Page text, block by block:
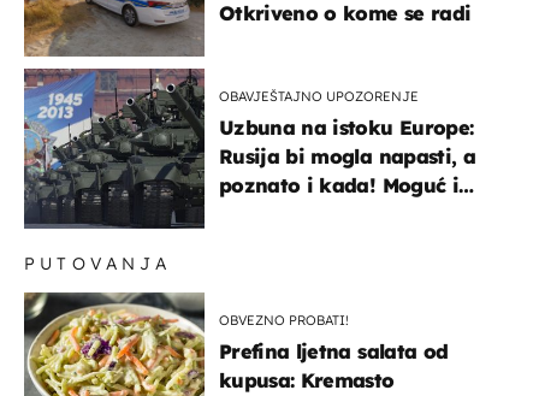
Otkriveno o kome se radi
OBAVJEŠTAJNO UPOZORENJE
Uzbuna na istoku Europe:
Rusija bi mogla napasti, a
poznato i kada! Moguć i
PUTOVANJA
OBVEZNO PROBATI!
Prefina ljetna salata od
kupusa: Kremasto